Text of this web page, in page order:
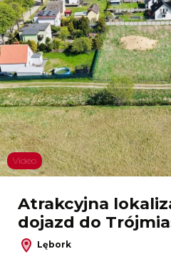
Video
Atrakcyjna
dojazd do
Lębork